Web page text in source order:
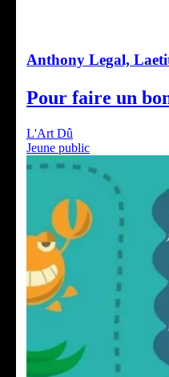
Anthony Legal,
Pour faire un
L'Art Dû
Jeune public